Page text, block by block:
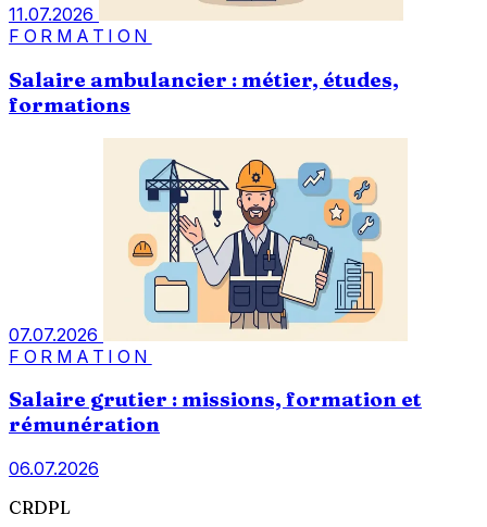
11.07.2026
FORMATION
Salaire ambulancier : métier, études,
formations
07.07.2026
FORMATION
Salaire grutier : missions, formation et
rémunération
06.07.2026
CRDPL